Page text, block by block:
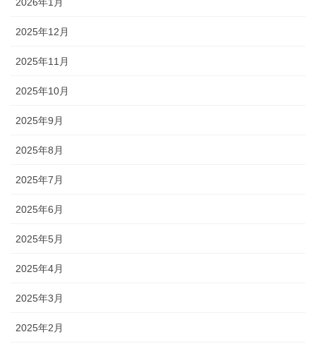
2025年12月
2025年11月
2025年10月
2025年9月
2025年8月
2025年7月
2025年6月
2025年5月
2025年4月
2025年3月
2025年2月